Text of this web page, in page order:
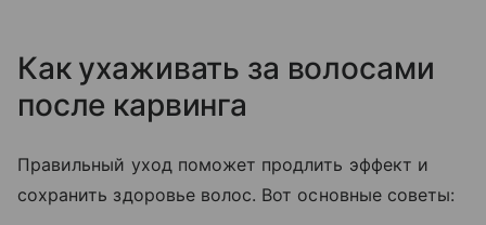
Как ухаживать за волосами
после карвинга
Правильный уход поможет продлить эффект и
сохранить здоровье волос. Вот основные советы: